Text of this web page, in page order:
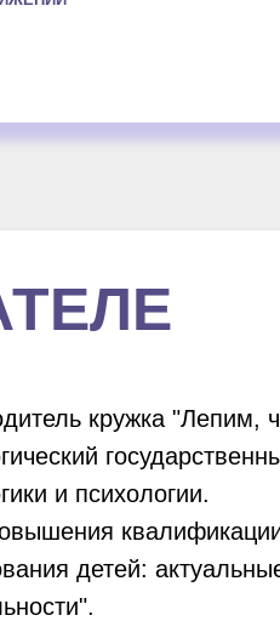
кружка "Лепим,
и психологии.
детей: